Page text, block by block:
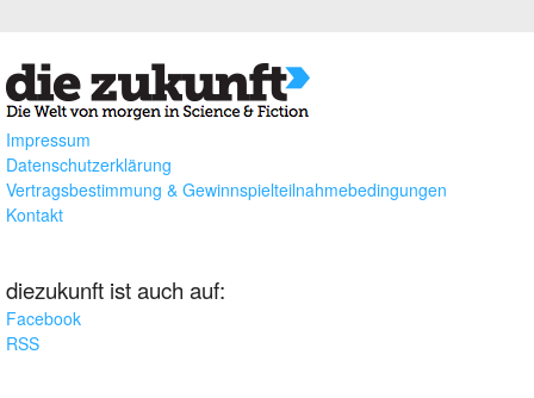
Impressum
Datenschutzerklärung
Vertragsbestimmung & Gewinnspielteilnahmebedingungen
Kontakt
diezukunft ist auch auf:
Facebook
RSS